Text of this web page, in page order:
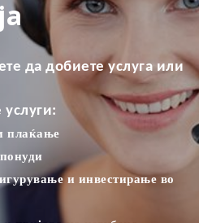
да добиете услуга или
услуги:
плаќањe
и инвестирање во